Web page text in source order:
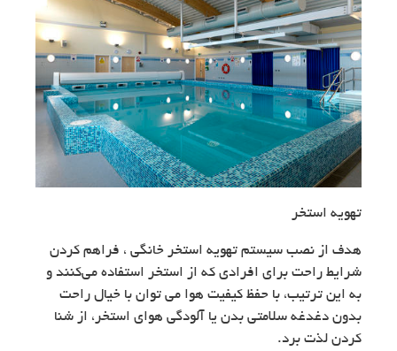
تهویه استخر
هدف از نصب سیستم تهویه استخر خانگی ، فراهم کردن
شرایط راحت برای افرادی که از استخر استفاده می‌کنند و
به این ترتیب، با حفظ کیفیت هوا می توان با خیال راحت
بدون دغدغه سلامتی بدن یا آلودگی هوای استخر، از شنا
کردن لذت برد.